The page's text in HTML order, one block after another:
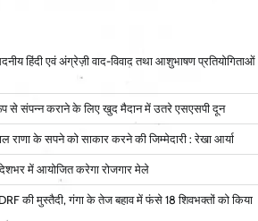
हिंदी एवं अंग्रेज़ी वाद-विवाद तथा आशुभाषण प्रतियोगिताओं
संपन्न कराने के लिए खुद मैदान में उतरे एसएसपी दून
राणा के सपने को साकार करने की जिम्मेदारी : रेखा आर्या
में आयोजित करेगा रोजगार मेले
की मुस्तैदी, गंगा के तेज बहाव में फंसे 18 शिवभक्तों को किया